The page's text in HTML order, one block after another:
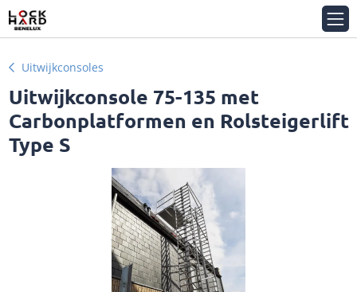
Uitwijkconsoles
Uitwijkconsole 75-135 met
Carbonplatformen en Rolsteigerlift
Type S